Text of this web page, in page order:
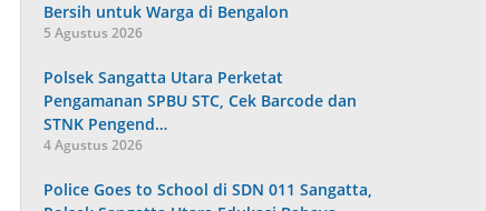
Bersih untuk Warga di Bengalon
5 Agustus 2026
Polsek Sangatta Utara Perketat
Pengamanan SPBU STC, Cek Barcode dan
STNK Pengend…
4 Agustus 2026
Police Goes to School di SDN 011 Sangatta,